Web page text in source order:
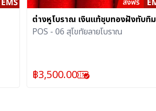
ต่างหูโบราณ เงินแท้ชุบทองฝังทับทิม
POS - 06 สุโขทัยลายโบราณ
฿3,500.00